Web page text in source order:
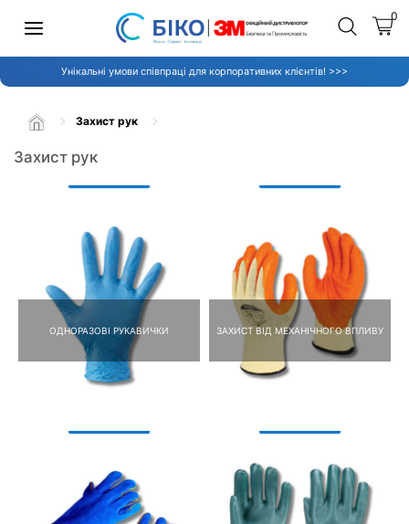
0
Унікальні умови співпраці для корпоративних клієнтів! >>>
Захист рук
Захист рук
ОДНОРАЗОВІ РУКАВИЧКИ ЗАХИСТ ВІД МЕХАНІЧНОГО ВПЛИВУ